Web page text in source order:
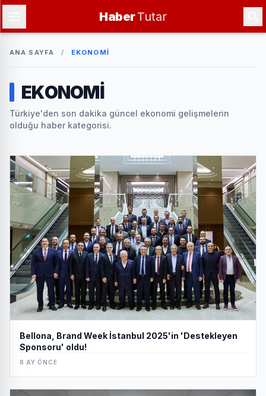
HaberTutar
ANA SAYFA / EKONOMİ
EKONOMİ
Türkiye'den son dakika güncel ekonomi gelişmelerin
olduğu haber kategorisi.
Bellona, Brand Week İstanbul 2025'in 'Destekleyen
Sponsoru' oldu!
8 AY ÖNCE